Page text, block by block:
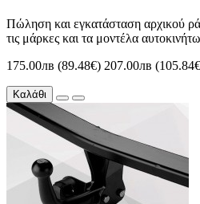
Πώληση και εγκατάσταση αρχικού
τις μάρκες και τα μοντέλα
175.00лв (89.48€) 207.00лв
Καλάθι